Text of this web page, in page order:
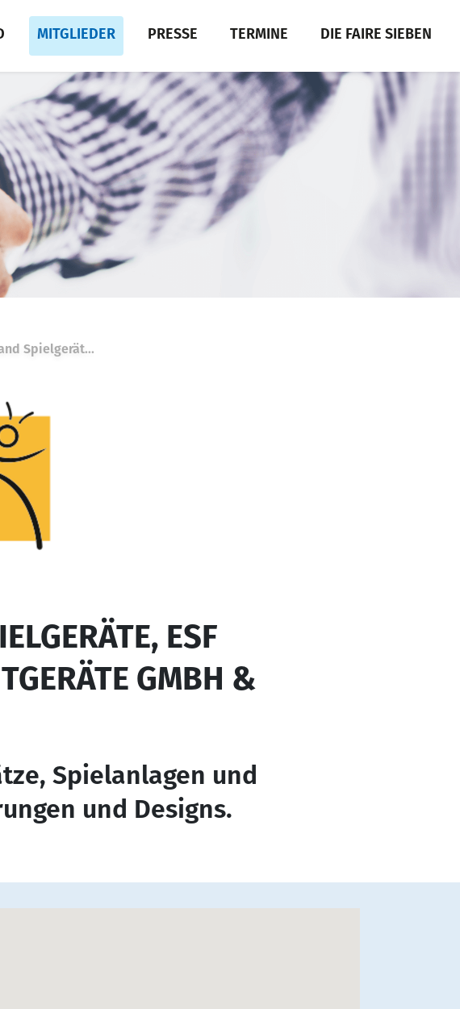
MITGLIEDER PRESSE TERMINE DIE FAIRE SIEBEN
Spielgerät...
ESF
GMBH &
Spielanlagen und
und Designs.